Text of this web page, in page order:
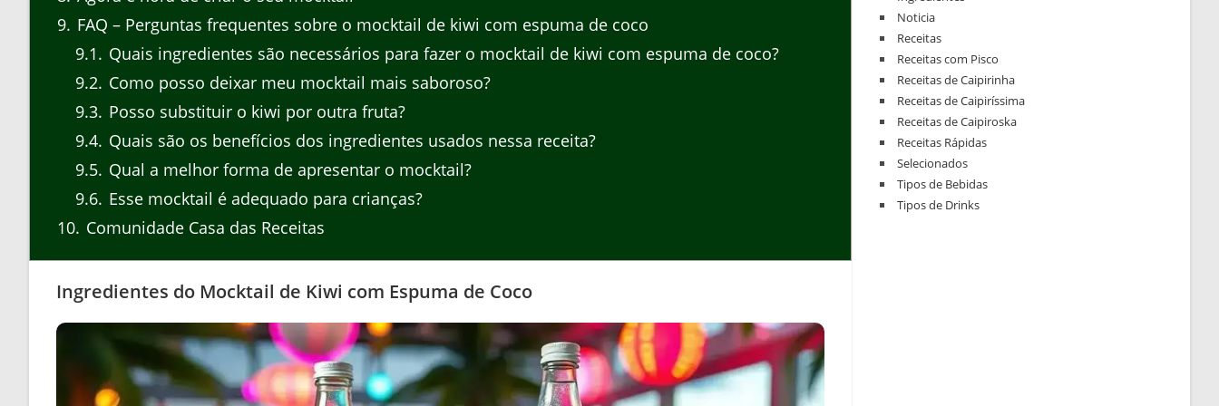
9 FAQ – Perguntas frequentes sobre o mocktail de kiwi com espuma de coco
9.1
Quais ingredientes são necessários para fazer o mocktail de kiwi com espuma de coco?
9.2 Como posso deixar meu mocktail mais saboroso?
9.3 Posso substituir o kiwi por outra fruta?
9.4 Quais são os benefícios dos ingredientes usados nessa receita?
9.5 Qual a melhor forma de apresentar o mocktail?
9.6 Esse mocktail é adequado para crianças?
10 Comunidade Casa das Receitas
Ingredientes do Mocktail de Kiwi com Espuma de Coco
Noticia
Receitas
Receitas com Pisco
Receitas de Caipirinha
Receitas de Caipiríssima
Receitas de Caipiroska
Receitas Rápidas
Selecionados
Tipos de Bebidas
Tipos de Drinks